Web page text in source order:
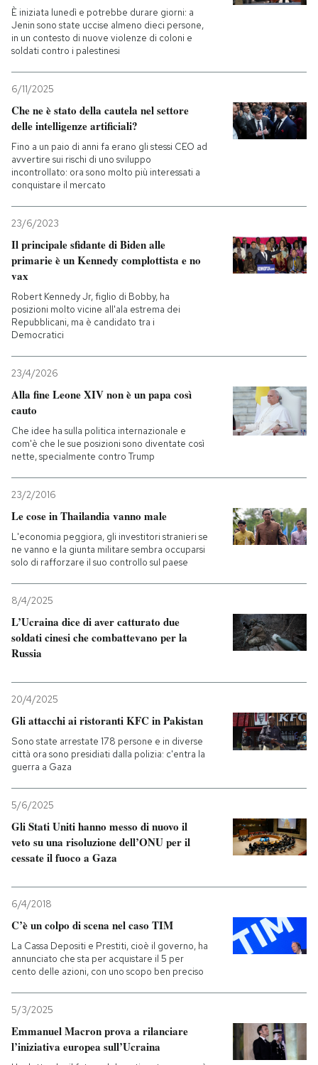
CALENDARIO
AREA PERSONALE
Entra
È iniziata lunedì e potrebbe durare giorni: a
Jenin sono state uccise almeno dieci persone,
in un contesto di nuove violenze di coloni e
soldati contro i palestinesi
6/11/2025
Che ne è stato della cautela nel settore
delle intelligenze artificiali?
Fino a un paio di anni fa erano gli stessi CEO ad
avvertire sui rischi di uno sviluppo
incontrollato: ora sono molto più interessati a
conquistare il mercato
23/6/2023
Il principale sfidante di Biden alle
primarie è un Kennedy complottista e no
vax
Robert Kennedy Jr, figlio di Bobby, ha
posizioni molto vicine all'ala estrema dei
Repubblicani, ma è candidato tra i
Democratici
23/4/2026
Alla fine Leone XIV non è un papa così
cauto
Che idee ha sulla politica internazionale e
com'è che le sue posizioni sono diventate così
nette, specialmente contro Trump
23/2/2016
Le cose in Thailandia vanno male
L'economia peggiora, gli investitori stranieri se
ne vanno e la giunta militare sembra occuparsi
solo di rafforzare il suo controllo sul paese
8/4/2025
L’Ucraina dice di aver catturato due
soldati cinesi che combattevano per la
Russia
20/4/2025
Gli attacchi ai ristoranti KFC in Pakistan
Sono state arrestate 178 persone e in diverse
città ora sono presidiati dalla polizia: c'entra la
guerra a Gaza
5/6/2025
Gli Stati Uniti hanno messo di nuovo il
veto su una risoluzione dell’ONU per il
cessate il fuoco a Gaza
6/4/2018
C’è un colpo di scena nel caso TIM
La Cassa Depositi e Prestiti, cioè il governo, ha
annunciato che sta per acquistare il 5 per
cento delle azioni, con uno scopo ben preciso
5/3/2025
Emmanuel Macron prova a rilanciare
l’iniziativa europea sull’Ucraina